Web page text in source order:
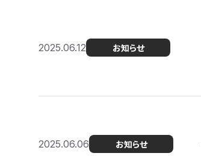
2025.06.12 お知らせ
2025.06.06 お知らせ